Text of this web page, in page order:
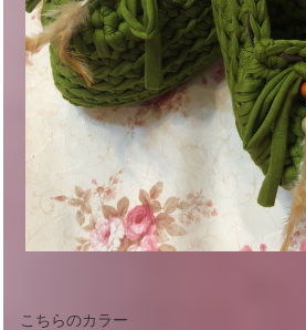
こちらのカラー